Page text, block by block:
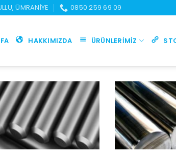
ÜMRANIYE 0850 259 69 09
HAKKIMIZDA ÜRÜNLERIMIZ